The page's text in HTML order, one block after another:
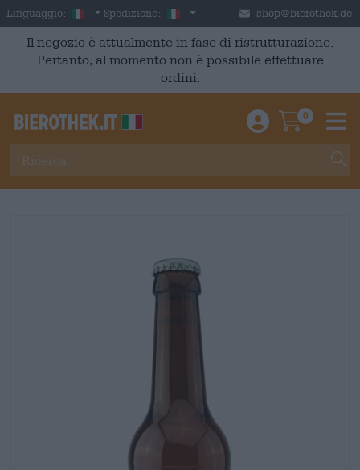
Skip to main content
Linguaggio: Italian
Spedizione: Italia shop@bierothek.de
Il negozio è attualmente in fase di ristrutturazione.
Pertanto, al momento non è possibile effettuare
ordini.
Einloggen /
0